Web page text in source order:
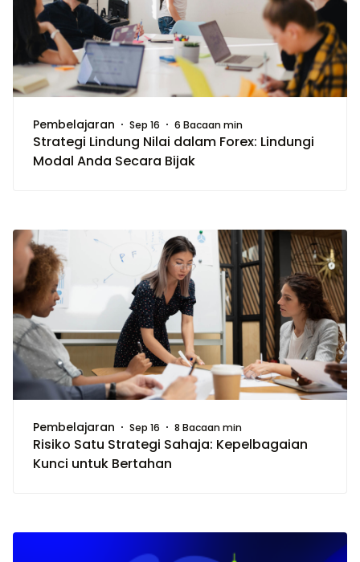
Pembelajaran Sep 16 6 Bacaan min
Strategi Lindung Nilai dalam Forex: Lindungi
Modal Anda Secara Bijak
Pembelajaran Sep 16 8 Bacaan min
Risiko Satu Strategi Sahaja: Kepelbagaian
Kunci untuk Bertahan